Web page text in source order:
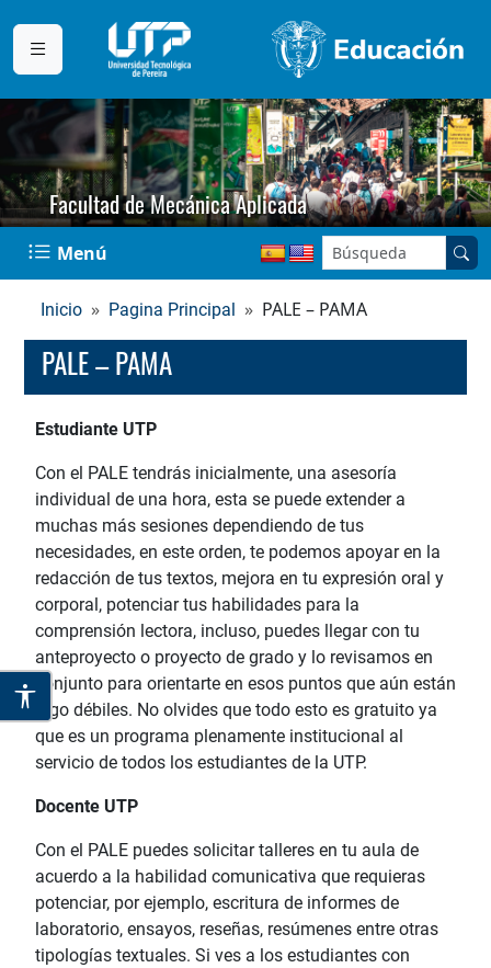
Facultad de Mecánica Aplicada
Menú Buscar en el sitio:
Inicio Pagina Principal PALE – PAMA
PALE – PAMA
Estudiante UTP
Con el PALE tendrás inicialmente, una asesoría
individual de una hora, esta se puede extender a
muchas más sesiones dependiendo de tus
necesidades, en este orden, te podemos apoyar en la
redacción de tus textos, mejora en tu expresión oral y
corporal, potenciar tus habilidades para la
comprensión lectora, incluso, puedes llegar con tu
anteproyecto o proyecto de grado y lo revisamos en
conjunto para orientarte en esos puntos que aún están
algo débiles. No olvides que todo esto es gratuito ya
que es un programa plenamente institucional al
servicio de todos los estudiantes de la UTP.
Docente UTP
Con el PALE puedes solicitar talleres en tu aula de
acuerdo a la habilidad comunicativa que requieras
potenciar, por ejemplo, escritura de informes de
laboratorio, ensayos, reseñas, resúmenes entre otras
tipologías textuales. Si ves a los estudiantes con